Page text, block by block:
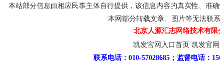
本站部分信息由相应民事主体自行提供，该信息内容的真实性、准
本网部分转载文章、图片等无法联
北京人源汇志网络技术有
凯发官网入口首页 凯发官
联系电话：010-57028685；监督电话：